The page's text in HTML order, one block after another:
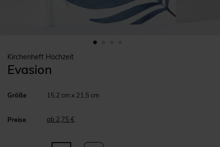
Kirchenheft Hochzeit
Evasion
Größe 15,2 cm x 21,5 cm
Preise ab 2,75 €